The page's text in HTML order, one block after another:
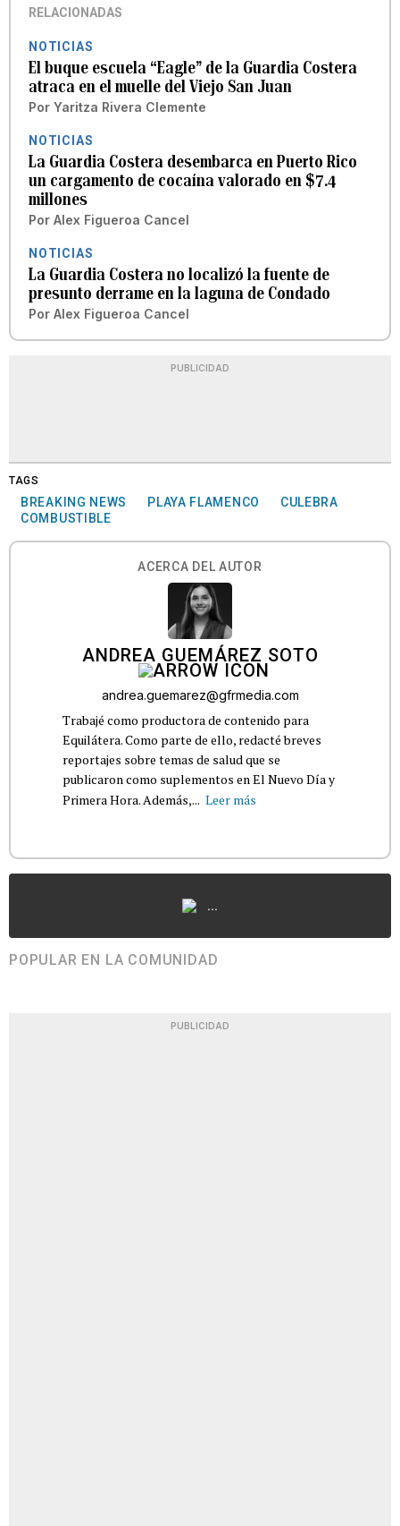
RELACIONADAS
NOTICIAS
El buque escuela “Eagle” de la Guardia Costera
atraca en el muelle del Viejo San Juan
Por Yaritza Rivera Clemente
NOTICIAS
La Guardia Costera desembarca en Puerto Rico
un cargamento de cocaína valorado en $7.4
millones
Por Alex Figueroa Cancel
NOTICIAS
La Guardia Costera no localizó la fuente de
presunto derrame en la laguna de Condado
Por Alex Figueroa Cancel
PUBLICIDAD
TAGS
BREAKING NEWS PLAYA FLAMENCO
CULEBRA
COMBUSTIBLE
ACERCA DEL AUTOR
ANDREA GUEMÁREZ SOTO
andrea.guemarez@gfrmedia.com
Trabajé como productora de contenido para
Equilátera. Como parte de ello, redacté breves
reportajes sobre temas de salud que se
publicaron como suplementos en El Nuevo Día y
Primera Hora. Además,... Leer más
...
POPULAR EN LA COMUNIDAD
PUBLICIDAD